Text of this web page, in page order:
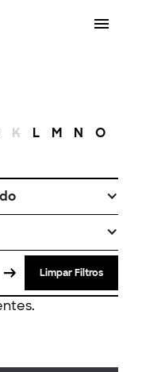
K L M N O
Limpar Filtros